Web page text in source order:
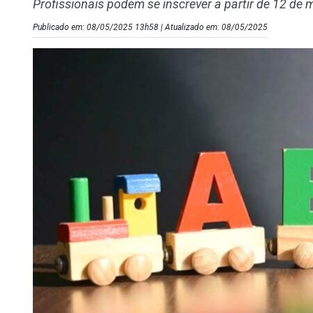
Profissionais podem se inscrever a partir de 12 de
Publicado em: 08/05/2025 13h58 | Atualizado em: 08/05/2025